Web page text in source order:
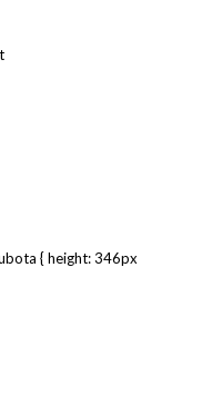
{ height: 346px